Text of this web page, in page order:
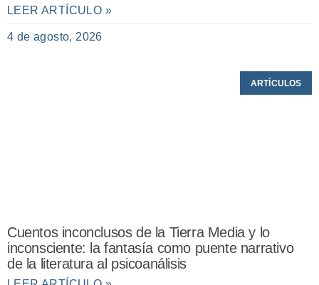
LEER ARTÍCULO »
4 de agosto, 2026
ARTÍCULOS
Cuentos inconclusos de la Tierra Media y lo
inconsciente: la fantasía como puente narrativo
de la literatura al psicoanálisis